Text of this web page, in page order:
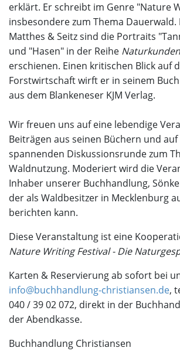
erklärt. Er schreibt im Genre "Nature
insbesondere zum Thema Dauerwald.
Matthes & Seitz sind die Portraits
und "Hasen" in der Reihe Naturkunden
erschienen. Einen kritischen Blick auf
Forstwirtschaft wirft er in seinem
aus dem Blankeneser KJM Verlag.
Wir freuen uns auf eine lebendige
Beiträgen aus seinen Büchern und auf
spannenden Diskussionsrunde zum
Waldnutzung. Moderiert wird die
Inhaber unserer Buchhandlung,
der als Waldbesitzer in Mecklenburg
berichten kann.
Diese Veranstaltung ist eine
Nature Writing Festival - Die
Karten & Reservierung ab sofort bei
info@buchhandlung-christiansen.de,
040 / 39 02 072, direkt in der
der Abendkasse.
Buchhandlung Christiansen